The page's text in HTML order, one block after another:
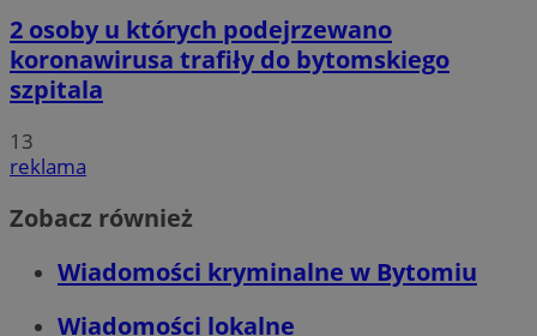
2 osoby u których podejrzewano
koronawirusa trafiły do bytomskiego
szpitala
13
reklama
Zobacz również
Wiadomości kryminalne w Bytomiu
Wiadomości lokalne